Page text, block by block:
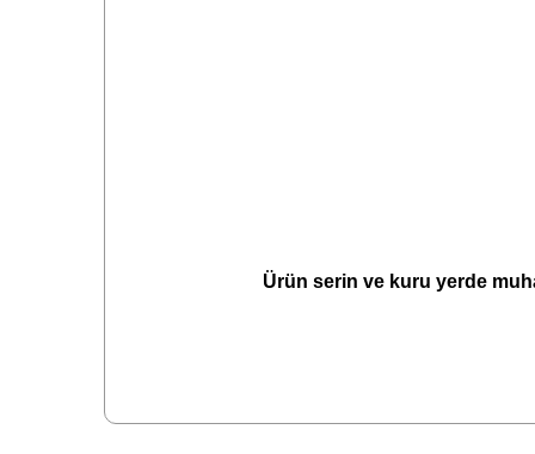
Ürün serin ve kuru yerde